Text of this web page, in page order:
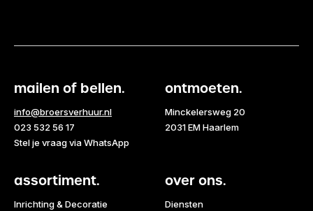
mailen of bellen.
info@broersverhuur.nl
023 532 56 17
Stel je vraag via WhatsApp
ontmoeten.
Minckelersweg 20
2031 EM Haarlem
assortiment.
Inrichting & Decoratie
over ons.
Diensten